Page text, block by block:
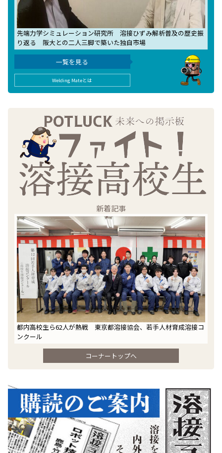
先端力学シミュレーション研究所 溶接ひずみ解析普及の歴史振
り返る 阪大との二人三脚で築いた独自市場
一覧を見る
Welding Mateとは
新着記事
都内高校生ら62人が熱戦 東京都溶接協会、若手人材育成溶接コ
ンクール
コーナートップへ